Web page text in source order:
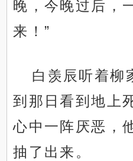
晚，今晚过后，
来！”
白羡辰听着柳
到那日看到地上
心中一阵厌恶，
抽了出来。